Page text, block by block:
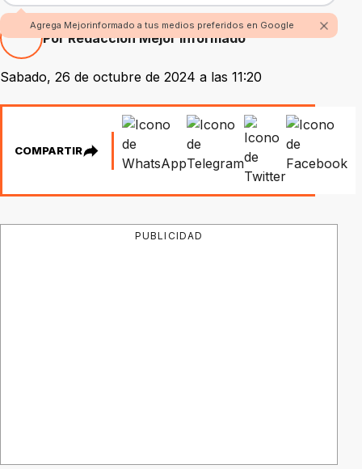
Agrega Mejorinformado a tus medios preferidos en Google
Por Redacción Mejor Informado
Sabado, 26 de octubre de 2024 a las 11:20
COMPARTIR
PUBLICIDAD